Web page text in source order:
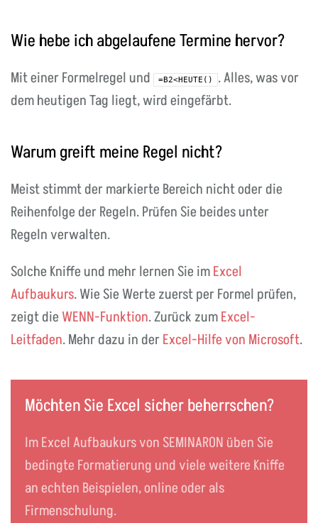
Wie hebe ich abgelaufene Termine hervor?
Mit einer Formelregel und =B2<HEUTE()
. Alles, was vor
dem heutigen Tag liegt, wird eingefärbt.
Warum greift meine Regel nicht?
Meist stimmt der markierte Bereich nicht oder die
Reihenfolge der Regeln. Prüfen Sie beides unter
Regeln verwalten.
Solche Kniffe und mehr lernen Sie imExcel
Aufbaukurs. Wie Sie Werte zuerst per Formel prüfen,
zeigt die WENN-Funktion. Zurück zumExcel-
Leitfaden. Mehr dazu in derExcel-Hilfe von Microsoft.
Möchten Sie Excel sicher beherrschen?
Im Excel Aufbaukurs von SEMINARON üben Sie
bedingte Formatierung und viele weitere Kniffe
an echten Beispielen, online oder als
Firmenschulung.